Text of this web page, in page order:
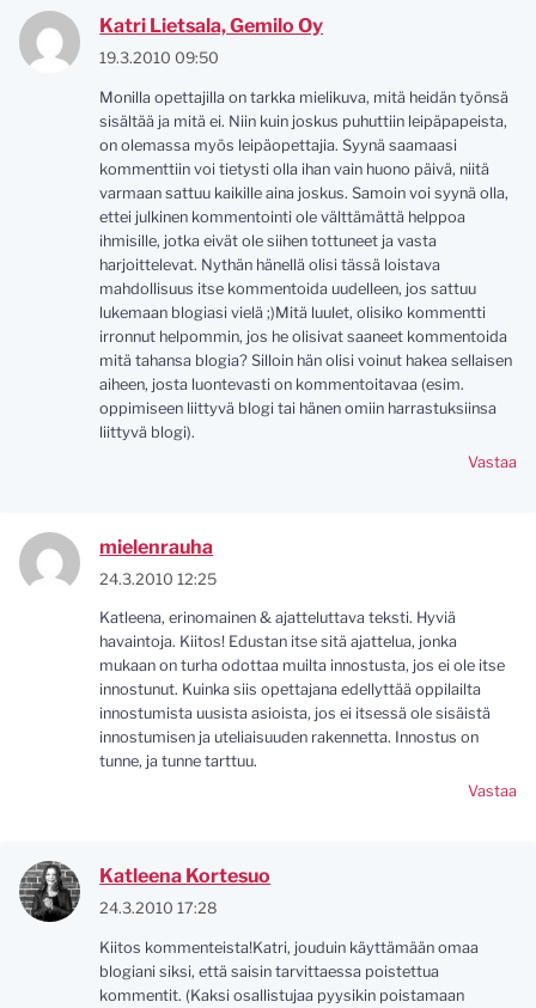
Katri Lietsala, Gemilo Oy
19.3.2010 09:50
Monilla opettajilla on tarkka mielikuva, mitä heidän työnsä
sisältää ja mitä ei. Niin kuin joskus puhuttiin leipäpapeista,
on olemassa myös leipäopettajia. Syynä saamaasi
kommenttiin voi tietysti olla ihan vain huono päivä, niitä
varmaan sattuu kaikille aina joskus. Samoin voi syynä olla,
ettei julkinen kommentointi ole välttämättä helppoa
ihmisille, jotka eivät ole siihen tottuneet ja vasta
harjoittelevat. Nythän hänellä olisi tässä loistava
mahdollisuus itse kommentoida uudelleen, jos sattuu
lukemaan blogiasi vielä ;)Mitä luulet, olisiko kommentti
irronnut helpommin, jos he olisivat saaneet kommentoida
mitä tahansa blogia? Silloin hän olisi voinut hakea sellaisen
aiheen, josta luontevasti on kommentoitavaa (esim.
oppimiseen liittyvä blogi tai hänen omiin harrastuksiinsa
liittyvä blogi).
Vastaa
mielenrauha
24.3.2010 12:25
Katleena, erinomainen & ajatteluttava teksti. Hyviä
havaintoja. Kiitos! Edustan itse sitä ajattelua, jonka
mukaan on turha odottaa muilta innostusta, jos ei ole itse
innostunut. Kuinka siis opettajana edellyttää oppilailta
innostumista uusista asioista, jos ei itsessä ole sisäistä
innostumisen ja uteliaisuuden rakennetta. Innostus on
tunne, ja tunne tarttuu.
Vastaa
Katleena Kortesuo
24.3.2010 17:28
Kiitos kommenteista!Katri, jouduin käyttämään omaa
blogiani siksi, että saisin tarvittaessa poistettua
kommentit. (Kaksi osallistujaa pyysikin poistamaan